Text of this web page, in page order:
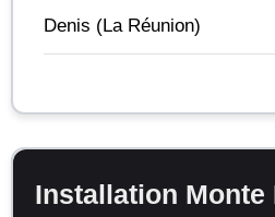
Denis (La Réunion)
Installation Monte